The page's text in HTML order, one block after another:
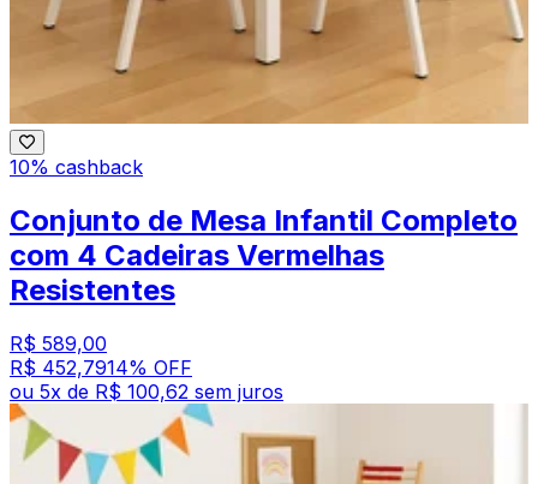
10% cashback
Conjunto de Mesa Infantil Completo
com 4 Cadeiras Vermelhas
Resistentes
R$ 589,00
R$ 452,7914% OFF
ou 5x de R$ 100,62 sem juros